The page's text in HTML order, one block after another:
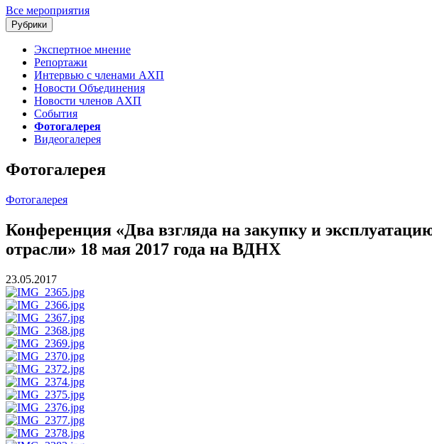
Все мероприятия
Рубрики
Экспертное мнение
Репортажи
Интервью с членами АХП
Новости Объединения
Новости членов АХП
События
Фотогалерея
Видеогалерея
Фотогалерея
Фотогалерея
Конференция «Два взгляда на закупку и
отрасли» 18 мая 2017 года на ВДНХ
23.05.2017